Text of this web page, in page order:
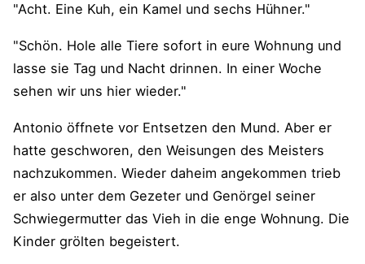
"Acht. Eine Kuh, ein Kamel und sechs Hühner."
"Schön. Hole alle Tiere sofort in eure Wohnung und
lasse sie Tag und Nacht drinnen. In einer Woche
sehen wir uns hier wieder."
Antonio öffnete vor Entsetzen den Mund. Aber er
hatte geschworen, den Weisungen des Meisters
nachzukommen. Wieder daheim angekommen trieb
er also unter dem Gezeter und Genörgel seiner
Schwiegermutter das Vieh in die enge Wohnung. Die
Kinder grölten begeistert.